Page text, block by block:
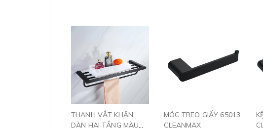
THANH VẮT KHĂN
DÀN HAI TẦNG MÀU
MÓC TREO GIẤY 65013
CLEANMAX